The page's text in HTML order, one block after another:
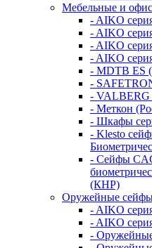
Мебельные и
- AIKO
- AIKO
- AIKO
- AIKO
- MDTB ES
-
- VALBERG
- Меткон
- Шкафы
- Klesto
- Сейфы
(КНР)
Оружейные
- AIKO
- AIKO
-